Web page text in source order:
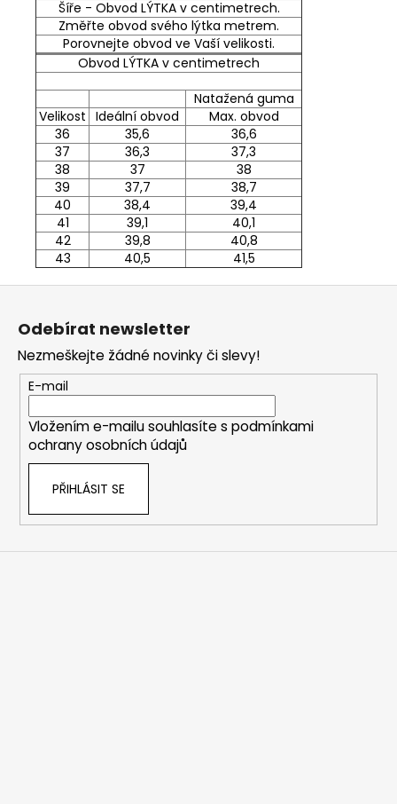
Šíře - Obvod LÝTKA v centimetrech.
Změřte obvod svého lýtka metrem.
Porovnejte obvod ve Vaší velikosti.
Obvod LÝTKA v centimetrech
Natažená guma
Velikost Ideální obvod
Max. obvod
36
35,6
36,6
37
36,3
37,3
38
37
38
39
37,7
38,7
40
38,4
39,4
41
39,1
40,1
42
39,8
40,8
43
40,5 41,5
Z
Odebírat newsletter
Nezmeškejte žádné novinky či slevy!
E-mail
Vložením e-mailu souhlasíte s podmínkami
ochrany osobních údajů
PŘIHLÁSIT SE